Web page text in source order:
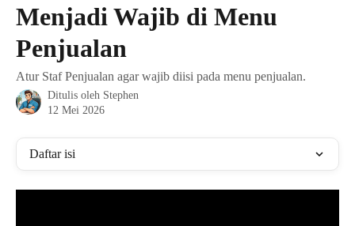
Menjadi Wajib di Menu
Penjualan
Atur Staf Penjualan agar wajib diisi pada menu penjualan.
Ditulis oleh Stephen
12 Mei 2026
Daftar isi